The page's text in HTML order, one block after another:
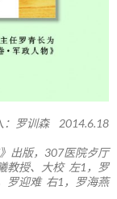
：罗训森 2014.6.18
出版，307医院歺厅
教授、大校 左1，罗
罗迎难 右1，罗海燕